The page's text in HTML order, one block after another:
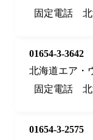
固定電話
01654-3-3642
北海道エア・
固定電話
01654-3-2575